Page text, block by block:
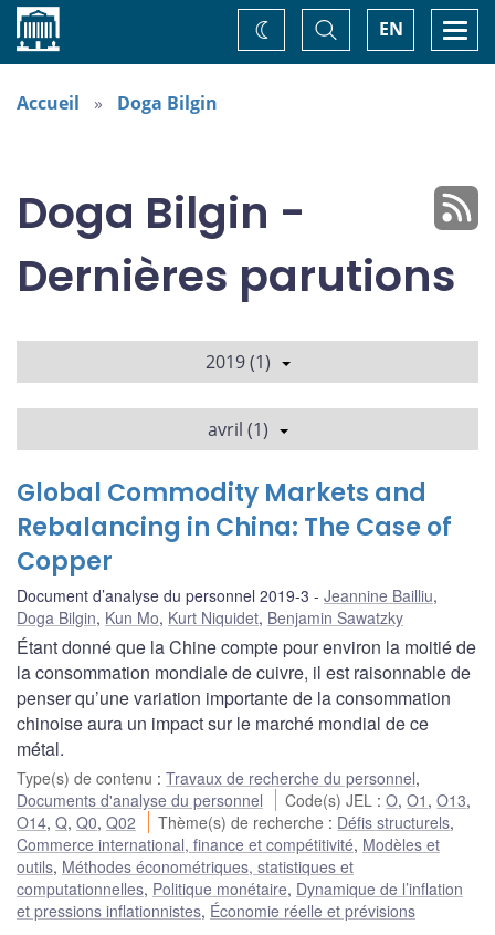
Accueil EN
Basculer
la
recherche
Changez
de
Accueil Doga Bilgin
Doga Bilgin -
Dernières parutions
2019 (1)
avril (1)
Global Commodity Markets and
Rebalancing in China: The Case of
Copper
Document d’analyse du personnel 2019-3 Jeannine Bailliu,
Doga Bilgin, Kun Mo, Kurt Niquidet, Benjamin Sawatzky
Étant donné que la Chine compte pour environ la moitié de
la consommation mondiale de cuivre, il est raisonnable de
penser qu’une variation importante de la consommation
chinoise aura un impact sur le marché mondial de ce
métal.
Type(s) de contenu : Travaux de recherche du personnel,
Documents d'analyse du personnel
Code(s) JEL :O,O1 ,O13,
O14, Q, Q0, Q02 Thème(s) de recherche : Défis structurels,
Commerce international, finance et compétitivité, Modèles et
outils, Méthodes économétriques, statistiques et
computationnelles, Politique monétaire, Dynamique de l’inflation
et pressions inflationnistes, Économie réelle et prévisions